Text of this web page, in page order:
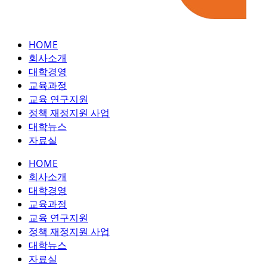
HOME
회사소개
대학경영
교육과정
교육 연구지원
정책 재정지원 사업
대학뉴스
자료실
HOME
회사소개
대학경영
교육과정
교육 연구지원
정책 재정지원 사업
대학뉴스
자료실